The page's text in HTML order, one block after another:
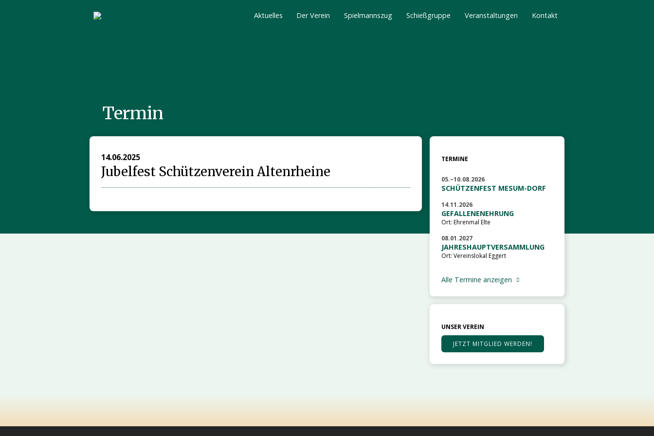
Aktuelles
Der Verein
Spielmannszug Schießgruppe Veranstaltungen Kontakt
Termin
14.06.2025
Jubelfest Schützenverein Altenrheine
TERMINE
05.–10.08.2026
SCHÜTZENFEST MESUM-DORF
14.11.2026
GEFALLENENEHRUNG
Ort: Ehrenmal Elte
08.01.2027
JAHRESHAUPTVERSAMMLUNG
Ort: Vereinslokal Eggert
Alle Termine anzeigen
UNSER VEREIN
JETZT MITGLIED WERDEN!